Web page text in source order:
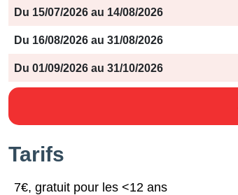
Période Jours Horaires
Du 15/07/2026 au 14/08/2026
Du 16/08/2026 au 31/08/2026
Du 01/09/2026 au 31/10/2026
Tarifs
7€, gratuit pour les <12 ans